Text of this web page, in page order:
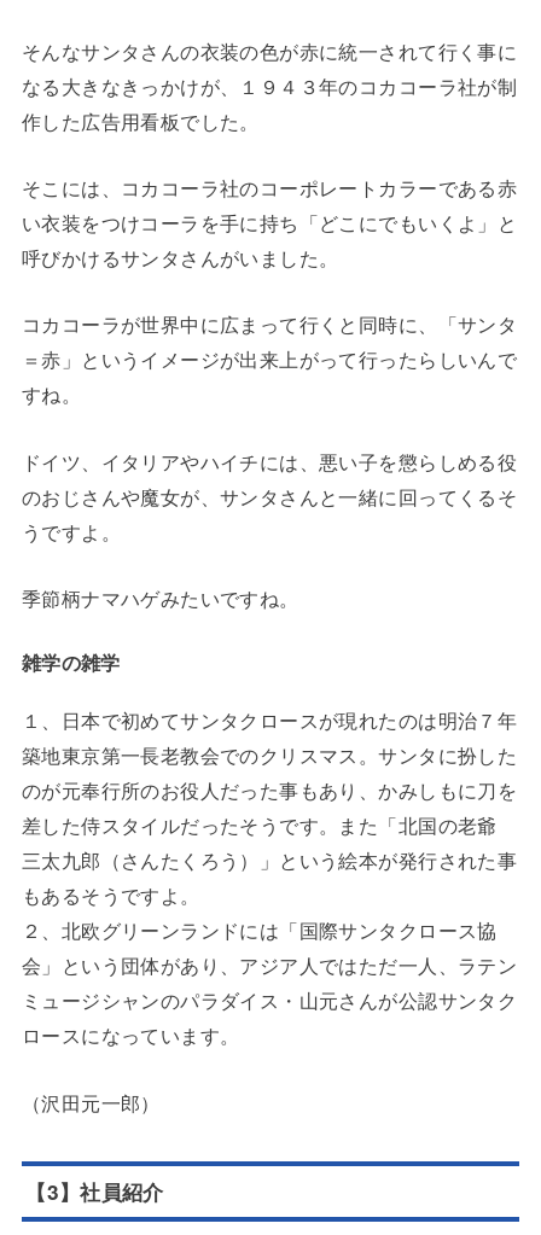
そんなサンタさんの衣装の色が赤に統一されて行く事に
なる大きなきっかけが、１９４３年のコカコーラ社が制
作した広告用看板でした。
そこには、コカコーラ社のコーポレートカラーである赤
い衣装をつけコーラを手に持ち「どこにでもいくよ」と
呼びかけるサンタさんがいました。
コカコーラが世界中に広まって行くと同時に、「サンタ
＝赤」というイメージが出来上がって行ったらしいんで
すね。
ドイツ、イタリアやハイチには、悪い子を懲らしめる役
のおじさんや魔女が、サンタさんと一緒に回ってくるそ
うですよ。
季節柄ナマハゲみたいですね。
雑学の雑学
１、日本で初めてサンタクロースが現れたのは明治７年
築地東京第一長老教会でのクリスマス。サンタに扮した
のが元奉行所のお役人だった事もあり、かみしもに刀を
差した侍スタイルだったそうです。また「北国の老爺
三太九郎（さんたくろう）」という絵本が発行された事
もあるそうですよ。
２、北欧グリーンランドには「国際サンタクロース協
会」という団体があり、アジア人ではただ一人、ラテン
ミュージシャンのパラダイス・山元さんが公認サンタク
ロースになっています。
（沢田元一郎）
【3】社員紹介